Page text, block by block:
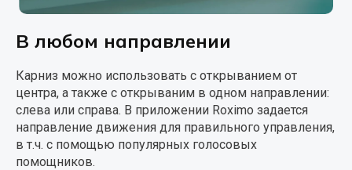
В любом направлении
Карниз можно использовать с открыванием от
центра, а также с открываним в одном направлении:
слева или справа. В приложении Roximo задается
направление движения для правильного управления,
в т.ч. с помощью популярных голосовых
помощников.